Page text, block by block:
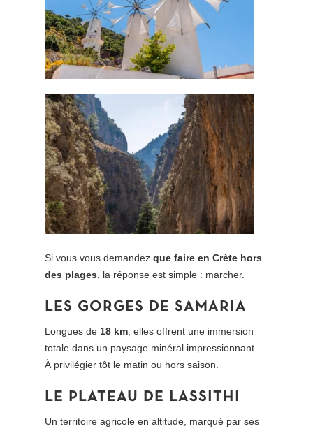
Si vous vous demandezque faire en Crète hors
des plages , la réponse est simple : marcher.
LES GORGES DE SAMARIA
Longues de 18 km , elles offrent une immersion
totale dans un paysage minéral impressionnant.
À privilégier tôt le matin ou hors saison.
LE PLATEAU DE LASSITHI
Un territoire agricole en altitude, marqué par ses